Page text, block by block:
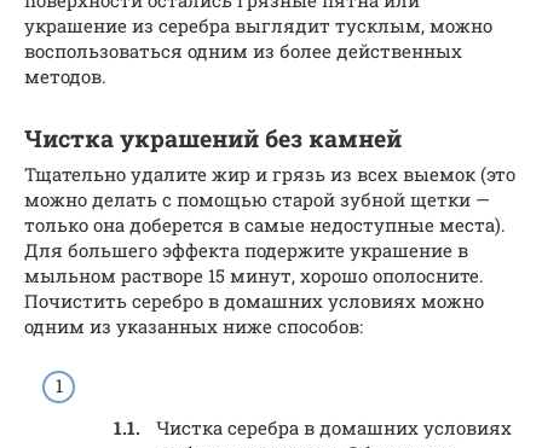
украшение из серебра выглядит тусклым, можно
воспользоваться одним из более действенных
методов.
Чистка украшений без камней
Тщательно удалите жир и грязь из всех выемок (это
можно делать с помощью старой зубной щетки —
только она доберется в самые недоступные места).
Для большего эффекта подержите украшение в
мыльном растворе 15 минут, хорошо ополосните.
Почистить серебро в домашних условиях можно
одним из указанных ниже способов:
Чистка серебра в домашних условиях